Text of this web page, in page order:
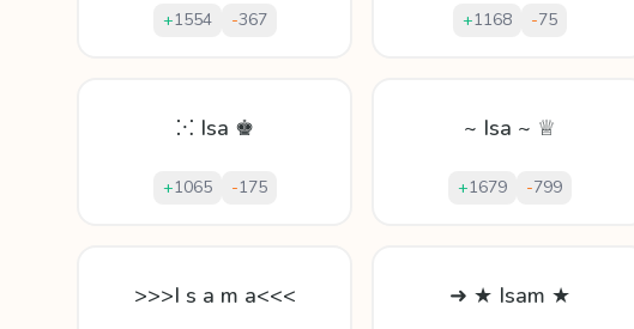
+1554 -367 +1168 -75
⁙ Isa ♚
+1065 -175
~ Isa ~ ♕
+1679 -799
>>>I s a m a<<< ➜ ★ Isam ★